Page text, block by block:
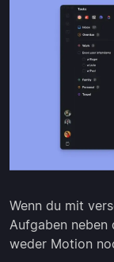
Wenn du mit
Aufgaben neben
weder Motion